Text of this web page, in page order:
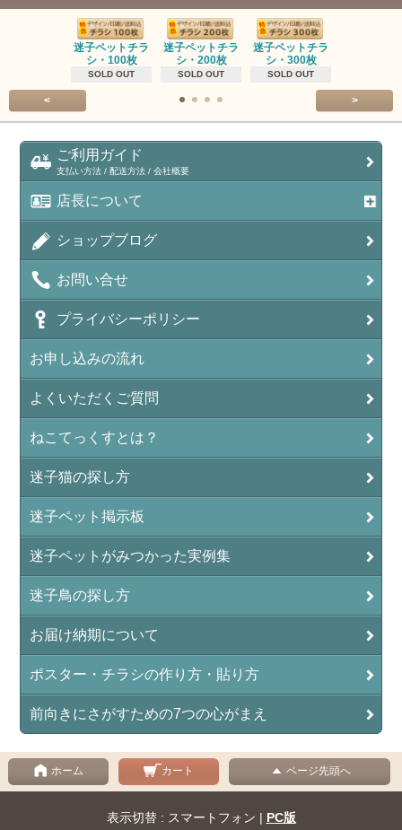
迷子ペットチラ
シ・100枚
SOLD OUT
迷子ペットチラ
シ・200枚
SOLD OUT
迷子ペットチラ
シ・300枚
SOLD OUT
< >
ご利用ガイド
支払い方法 / 配送方法 / 会社概要
店長について
ショップブログ
お問い合せ
プライバシーポリシー
お申し込みの流れ
よくいただくご質問
ねこてっくすとは？
迷子猫の探し方
迷子ペット掲示板
迷子ペットがみつかった実例集
迷子鳥の探し方
お届け納期について
ポスター・チラシの作り方・貼り方
前向きにさがすための7つの心がまえ
ホーム カート ページ先頭へ
表示切替 : スマートフォン | PC版